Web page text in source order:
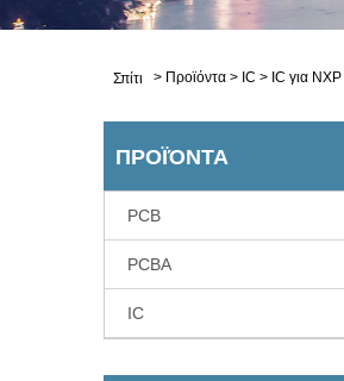
Σπίτι > Προϊόντα > IC > IC για NXP
ΠΡΟΪΌΝΤΑ
PCB
PCBA
IC